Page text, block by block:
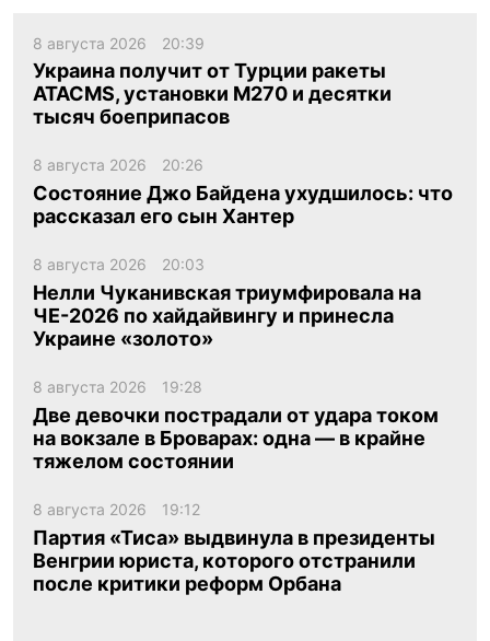
8 августа 2026 20:39
Украина получит от Турции ракеты
ATACMS, установки M270 и десятки
тысяч боеприпасов
8 августа 2026 20:26
Состояние Джо Байдена ухудшилось: что
рассказал его сын Хантер
8 августа 2026 20:03
Нелли Чуканивская триумфировала на
ЧЕ-2026 по хайдайвингу и принесла
Украине «золото»
8 августа 2026 19:28
Две девочки пострадали от удара током
на вокзале в Броварах: одна — в крайне
тяжелом состоянии
8 августа 2026 19:12
Партия «Тиса» выдвинула в президенты
Венгрии юриста, которого отстранили
после критики реформ Орбана